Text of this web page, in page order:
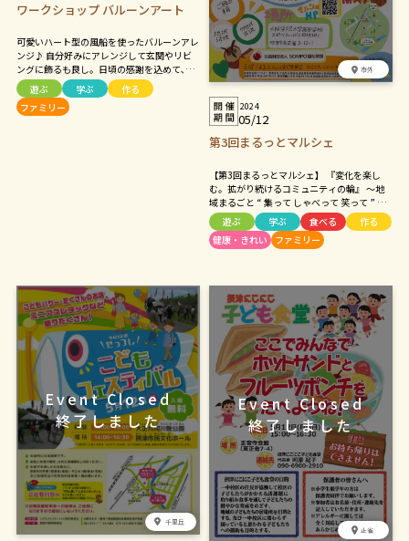
ワークショップ バルーンアート
可愛いハート型の風船を使ったバルーンアレ
ンジ♪ 自分好みにアレンジして玄関やリビ
ングに飾るも良し。日頃の感謝を込めて､大
切な家族やお友達にプレゼントするも良し。
小学生のお子さんからシニアの方まで､どな
たでもご参加頂けます♪
遊ぶ 学ぶ
作る
ファミリー
市外
2024
05/12
第3回まるっとマルシェ
【第3回まるっとマルシェ】 『変化を楽し
む。拡がり続けるコミュニティの輪』 ～地
域まるごと “ 集って しゃべって 笑って ” ～
「ひと」と「まち」を繋ぐために、 もっと
もっと知るために。 ちいさなコミュニティ
の集まりが、 少しずつ大きな輪となって拡
とマルシェ🌱 ステキな出店者さんが45店舗
勢揃い！ 他に舞台やふれあい動物園、 楽し
い一日が待っています！
遊ぶ 学ぶ 食べる
作る
健康・きれい
ファミリー
千里丘
正雀